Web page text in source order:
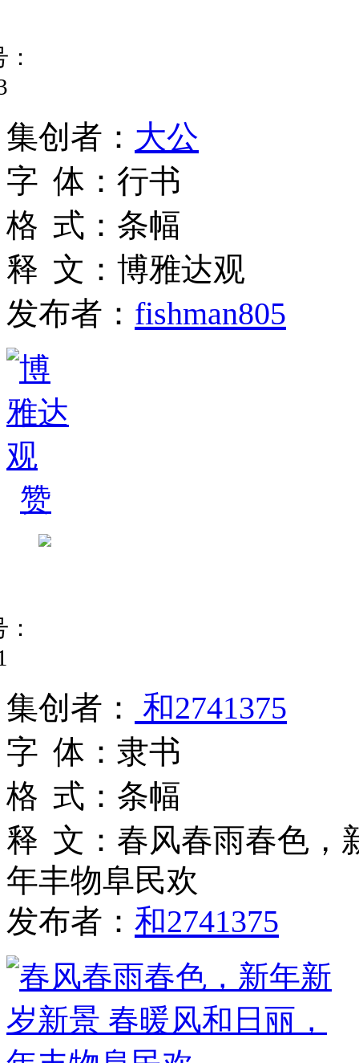
集创者 ： 大公
字 体 ： 行书
格 式 ： 条幅
释 文 ： 博雅达观
发布者： fishman805
赞
集创者 ： 和2741375
字 体 ： 隶书
格 式 ： 条幅
释 文 ： 春风春雨春色，
年丰物阜民欢
发布者： 和2741375